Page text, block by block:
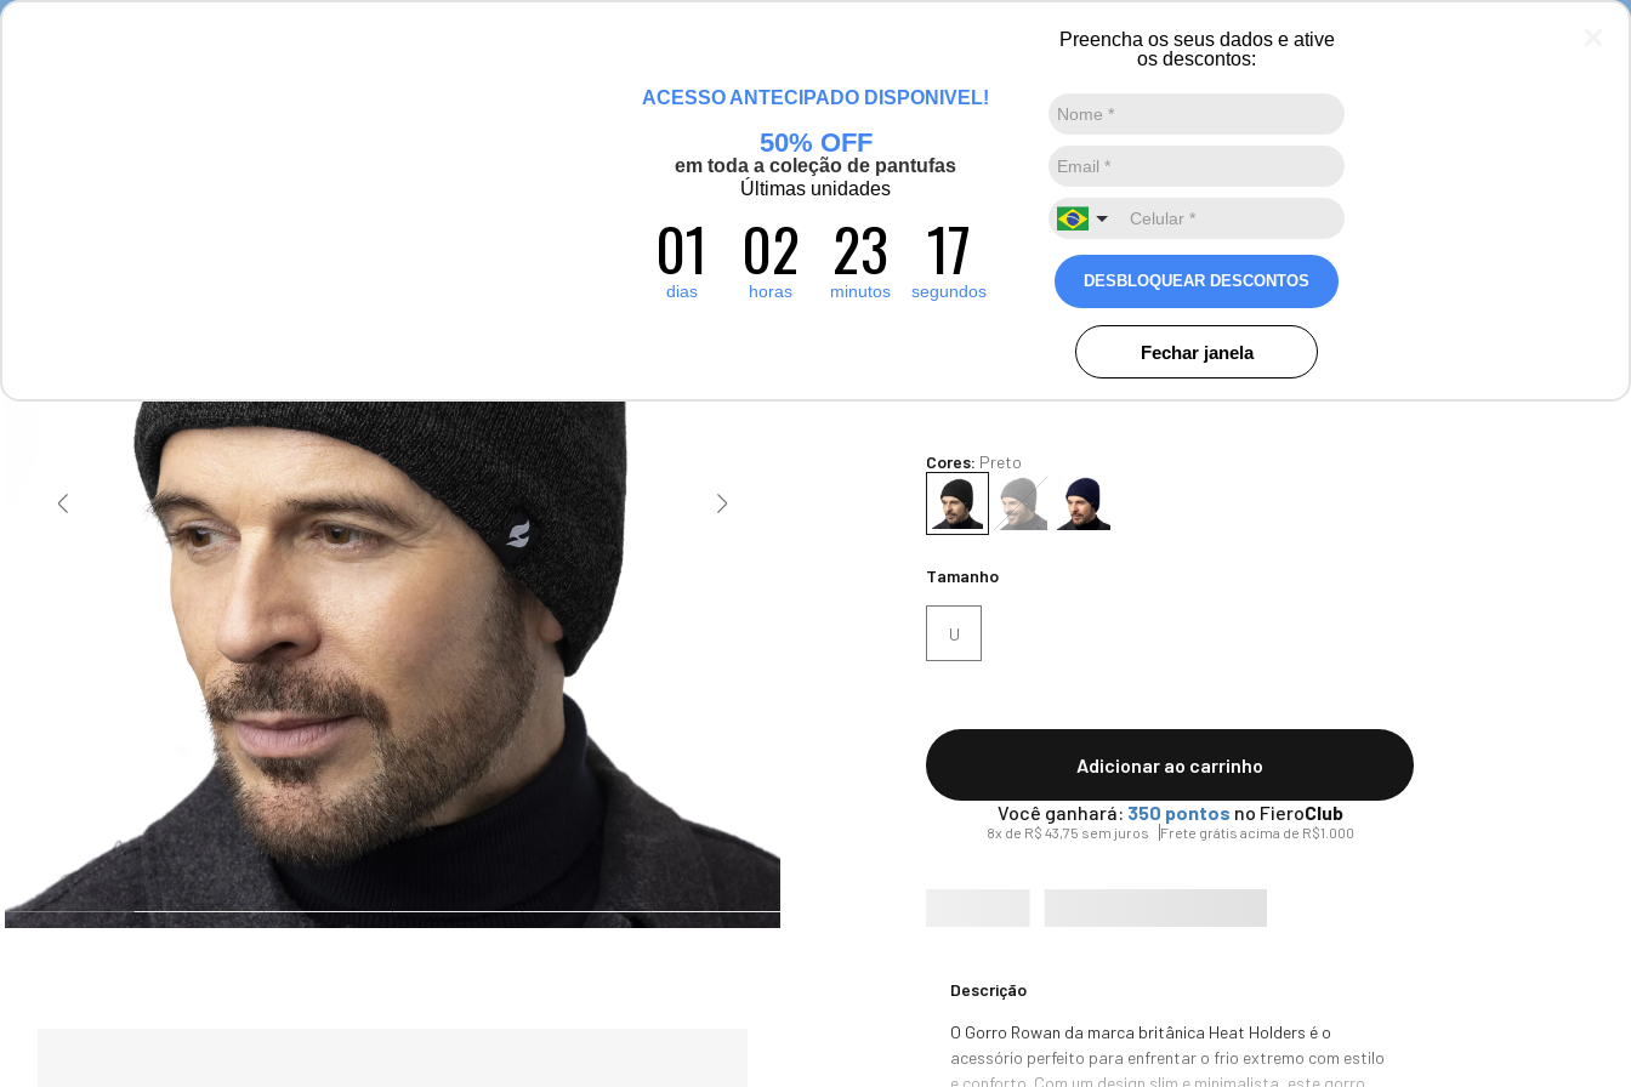
ACESSO ANTECIPADO DISPONÍVEL!
50% OFF
em toda a coleção de pantufas
Últimas unidades
01
dias 02
horas 23
minutos 15
segundos
Preencha os seus dados e ative
os descontos:
DESBLOQUEAR DESCONTOS
Fechar janela
Marcas convidadas Promoções Destaques Sobre nós
Gorro Térmico Masculino Rowan Heat
Holders
Avaliações
R$
sem juros
Cores: Preto
Tamanho
U
Adicionar ao carrinho
Você ganhará: 350 pontos no FieroClub
8x de R$ 43,75 sem juros Frete grátis acima de R$1.000
Descrição
O Gorro Rowan da marca britânica Heat Holders é o
acessório perfeito para enfrentar o frio extremo com estilo
e conforto. Com um design slim e minimalista, este gorro
Termos mais buscados
1ºpantufa
artic pro
grenoble